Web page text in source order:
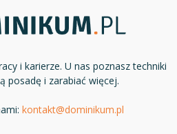
i karierze. U nas poznasz techniki
posadę i zarabiać więcej.
kontakt@dominikum.pl